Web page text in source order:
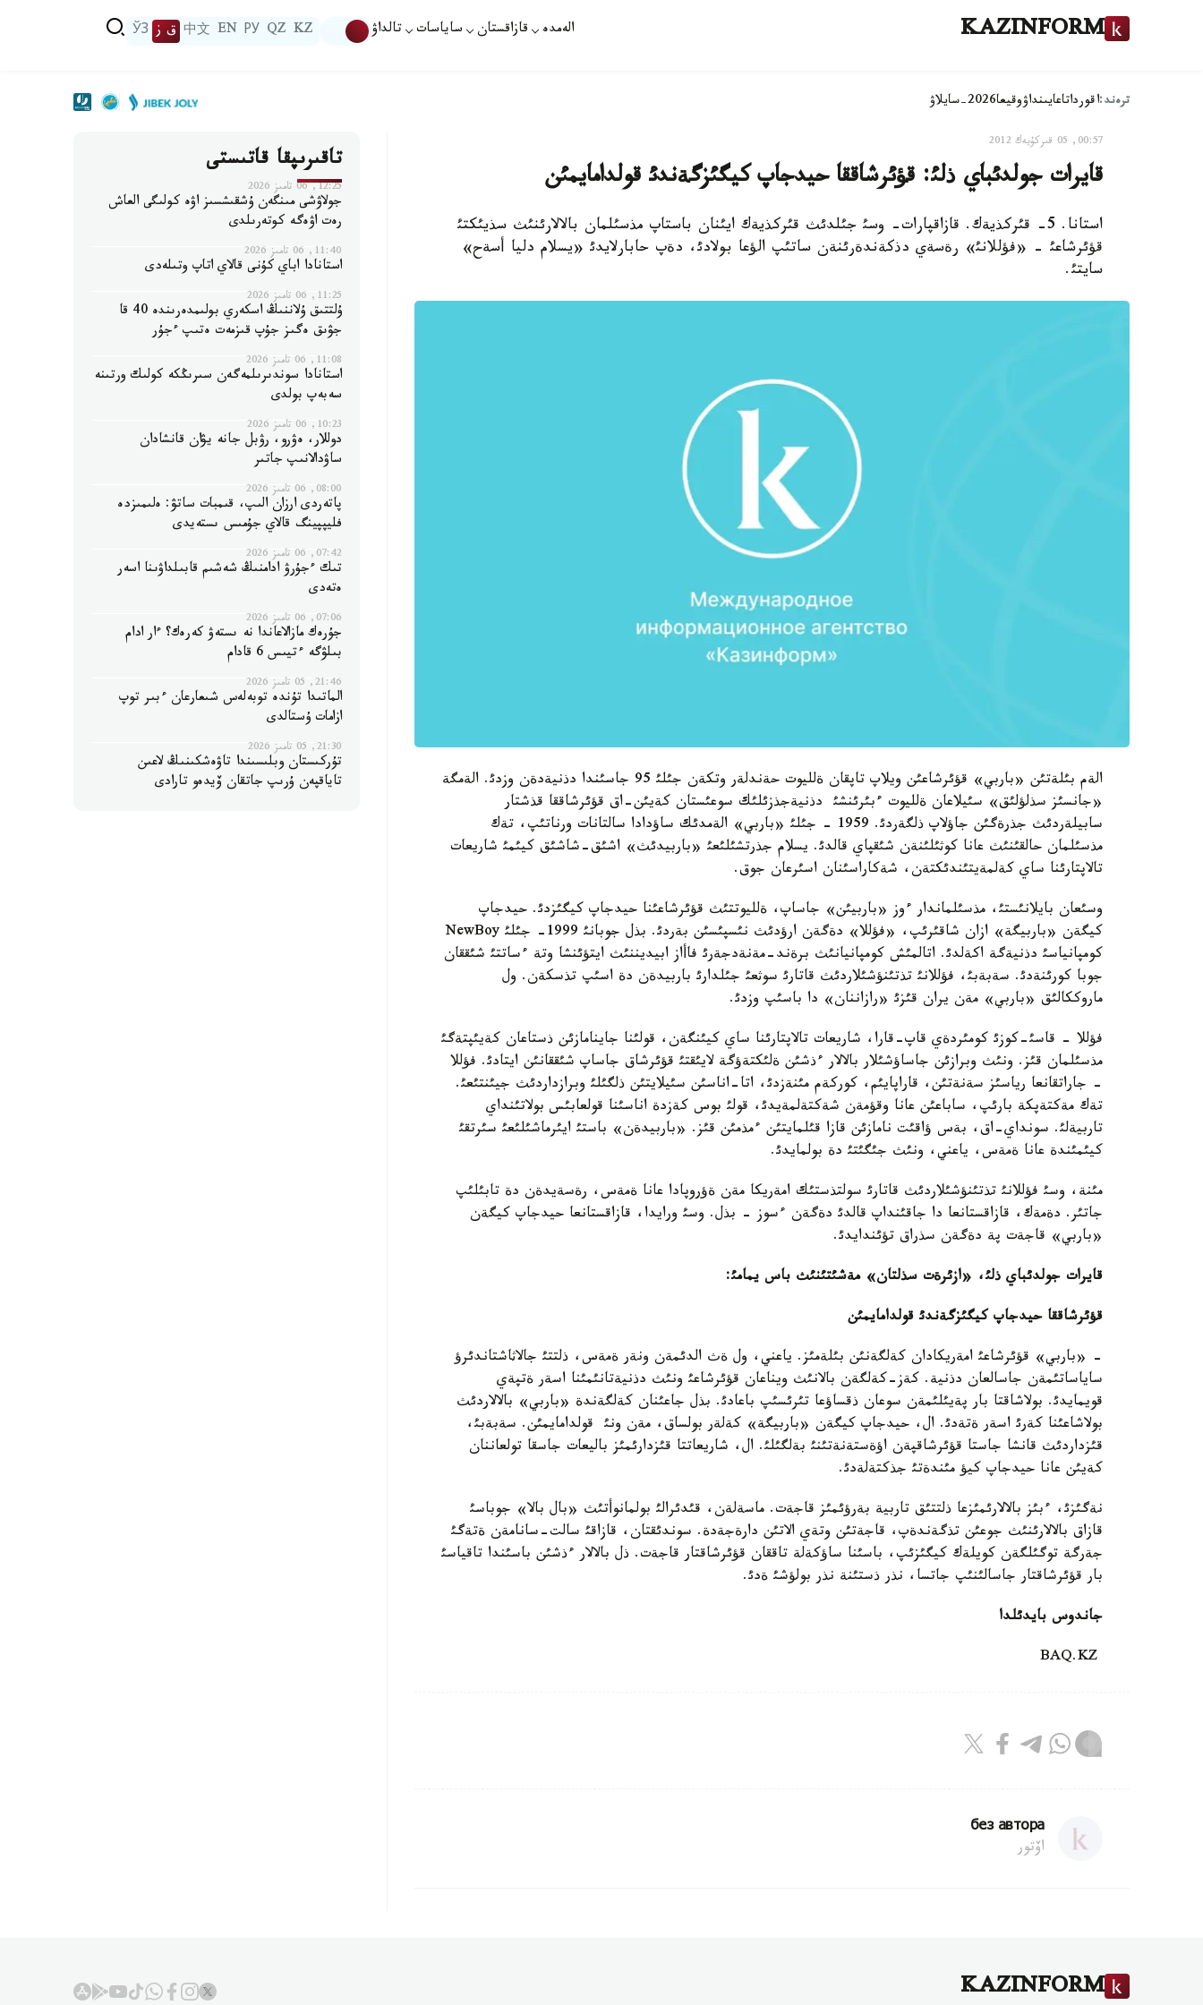
KAZINFORM الەمدە قازاقستان ساياسات تالداۋ KZ
QZ
РУ
EN
中文 ق ز ЎЗ
ترەند:اقورداتاعايىنداۋوقيعا2026-سايلاۋ
00:57, 05 قىركۇيەك 2012
قايرات جولدئباي ذلئ: قؤئرشاققا حيدجاپ كيگئزگةندئ قولدامايمئن
استانا. 5- قئركذيةك. قازاقپارات- وسئ جئلدئث قئركذيةك ايئنان باستاپ مذسئلمان بالالارئنئث سذيئكتئ
قؤئرشاعئ - «فؤللانئ» رةسةي دذكةندةرئنةن ساتئپ الؤعا بولادئ، دةپ حابارلايدئ «يسلام دليا أسةح»
سايتئ.
الةم بئلةتئن «باربي» قؤئرشاعئن ويلاپ تاپقان ةلليوت حةندلةر وتكةن جئلئ 95 جاسئندا دذنيةدةن وزدئ. الةمگة
«جانسئز سذلؤلئق» سئيلاعان ةلليوت ءبئرئنشئ دذنيةجذزئلئك سوعئستان كةيئن-اق قؤئرشاققا قذشتار
سابيلةردئث جذرةگئن جاؤلاپ ذلگةردئ. 1959 - جئلئ «باربي» الةمدئك ساؤدادا سالتانات ورناتئپ، تةك
مذسئلمان حالقئنئث عانا كوثئلئنةن شئقپاي قالدئ. يسلام جذرتشئلئعئ «باربيدئث» اشئق-شاشئق كيئمئ شاريعات
تالاپتارئنا ساي كةلمةيتئندئكتةن، شةكاراسئنان اسئرعان جوق.
وسئعان بايلانئستئ، مذسئلماندار ءوز «باربيئن» جاساپ، ةلليوتتئث قؤئرشاعئنا حيدجاپ كيگئزدئ. حيدجاپ
كيگةن «باربيگة» ازان شاقئرئپ، «فؤللا» دةگةن ارؤدئث نئسپئسئن بةردئ. بذل جوبانئ 1999- جئلئ NewBoy
كومپانياسئ دذنيةگة اكةلدئ. اتالمئش كومپانيانئث برةند-مةنةدجةرئ فاأاز ابيديننئث ايتؤئنشا وتة ءساتتئ شئققان
جوبا كورئنةدئ. سةبةبئ، فؤللانئ تذتئنؤشئلاردئث قاتارئ سوثعئ جئلدارئ باربيدةن دة اسئپ تذسكةن. ول
ماروككالئق «باربي» مةن يران قئزئ «رازاننان» دا باسئپ وزدئ.
فؤللا - قاسئ-كوزئ كومئردةي قاپ-قارا، شاريعات تالاپتارئنا ساي كيئنگةن، قولئنا جاينامازئن ذستاعان كةيئپتةگئ
مذسئلمان قئز. ونئث وبرازئن جاساؤشئلار بالالار ءذشئن ةلئكتةؤگة لايئقتئ قؤئرشاق جاساپ شئققانئن ايتادئ. فؤللا
- جاراتقانعا رياسئز سةنةتئن، قاراپايئم، كوركةم مئنةزدئ، اتا-اناسئن سئيلايتئن ذلگئلئ وبرازداردئث جيئنتئعئ.
تةك مةكتةپكة بارئپ، ساباعئن عانا وقؤمةن شةكتةلمةيدئ، قولئ بوس كةزدة اناسئنا قولعابئس بولاتئنداي
تاربيةلئ. سونداي-اق، بةس ؤاقئت نامازئن قازا قئلمايتئن ءمذمئن قئز. «باربيدةن» باستئ ايئرماشئلئعئ سئرتقئ
كيئمئندة عانا ةمةس، ياعني، ونئث جئگئتئ دة بولمايدئ.
مئنة، وسئ فؤللانئ تذتئنؤشئلاردئث قاتارئ سولتذستئك امةريكا مةن ةؤروپادا عانا ةمةس، رةسةيدةن دة تابئلئپ
جاتئر. دةمةك، قازاقستانعا دا جاقئنداپ قالدئ دةگةن ءسوز - بذل. وسئ ورايدا، قازاقستانعا حيدجاپ كيگةن
«باربي» قاجةت پة دةگةن سذراق تؤئندايدئ.
قايرات جولدئباي ذلئ، «ازئرةت سذلتان» مةشئتئنئث باس يمامئ:
قؤئرشاققا حيدجاپ كيگئزگةندئ قولدامايمئن
- «باربي» قؤئرشاعئ امةريكادان كةلگةنئن بئلةمئز. ياعني، ول ةث الدئمةن ونةر ةمةس، ذلتتئ جالاثاشتاندئرؤ
ساياساتئمةن جاسالعان دذنية. كةز-كةلگةن بالانئث ويناعان قؤئرشاعئ ونئث دذنيةتانئمئنا اسةر ةتپةي
قويمايدئ. بولاشاقتا بار پةيئلئمةن سوعان ذقساؤعا تئرئسئپ باعادئ. بذل جاعئنان كةلگةندة «باربي» بالالاردئث
بولاشاعئنا كةرئ اسةر ةتةدئ. ال، حيدجاپ كيگةن «باربيگة» كةلةر بولساق، مةن ونئ قولدامايمئن. سةبةبئ،
قئزداردئث قانشا جاستا قؤئرشاقپةن اؤةستةنةتئنئ بةلگئلئ. ال، شاريعاتتا قئزدارئمئز باليعات جاسقا تولعاننان
كةيئن عانا حيدجاپ كيؤ مئندةتئ جذكتةلةدئ.
نةگئزئ، ءبئز بالالارئمئزعا ذلتتئق تاربية بةرؤئمئز قاجةت. ماسةلةن، قئدئرالئ بولمانوأتئث «بال بالا» جوباسئ
قازاق بالالارئنئث جوعئن تذگةندةپ، قاجةتئن وتةي الاتئن دارةجةدة. سوندئقتان، قازاقئ سالت-سانامةن ةتةگئ
جةرگة توگئلگةن كويلةك كيگئزئپ، باسئنا ساؤكةلة تاققان قؤئرشاقتار قاجةت. ذل بالالار ءذشئن باسئندا تاقياسئ
بار قؤئرشاقتار جاسالئنئپ جاتسا، نذر ذستئنة نذر بولؤشئ ةدئ.
جاندوس بايدئلدا
без автора
اۆتور
تاقىرىپقا قاتىستى
12:25, 06 تامىز 2026
جولاۋشى مىنگەن ۇشقىشسىز اۋە كولىگى العاش
رەت اۋەگە كوتەرىلدى
11:40, 06 تامىز 2026
استانادا اباي كۇنى قالاي اتاپ وتىلەدى
11:25, 06 تامىز 2026
ۇلتتىق ۇلاننىڭ اسكەري بولىمدەرىندە 40 قا
جۋىق ەگىز جۇپ قىزمەت ەتىپ ءجۇر
11:08, 06 تامىز 2026
استانادا سوندىرىلمەگەن سىرىڭكە كولىك ورتىنە
سەبەپ بولدى
10:23, 06 تامىز 2026
دوللار، ەۋرو، رۋبل جانە يۋان قانشادان
ساۋدالانىپ جاتىر
08:00, 06 تامىز 2026
پاتەردى ارزان الىپ، قىمبات ساتۋ: ەلىمىزدە
فليپپينگ قالاي جۇمىس ىستەيدى
07:42, 06 تامىز 2026
تىك ءجۇرۋ ادامنىڭ شەشىم قابىلداۋىنا اسەر
ەتەدى
07:06, 06 تامىز 2026
جۇرەك مازالاعاندا نە ىستەۋ كەرەك؟ ءار ادام
بىلۋگە ءتيىس 6 قادام
21:46, 05 تامىز 2026
الماتىدا تۇندە توبەلەس شىعارعان ءبىر توپ
ازامات ۇستالدى
21:30, 05 تامىز 2026
تۇركىستان وبلىسىندا تاۋەشكىنىڭ لاعىن
تاياقپەن ۇرىپ جاتقان ۆيدەو تارادى
KAZINFORM